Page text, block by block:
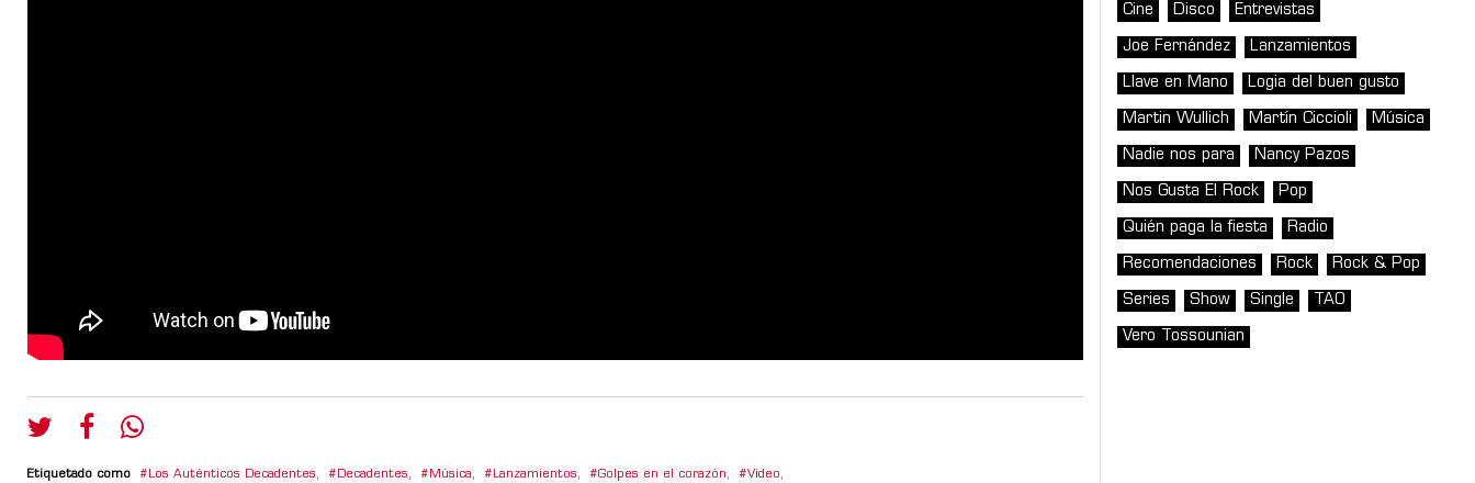
Etiquetado como Los Auténticos Decadentes, Decadentes, Música, Lanzamientos, Golpes en el corazón, Video,
Cine Disco Entrevistas
Joe Fernández Lanzamientos
Llave en Mano Logia del buen gusto
Martin Wullich Martín Ciccioli Música
Nadie nos para Nancy Pazos
Nos Gusta El Rock Pop
Quién paga la fiesta Radio
Recomendaciones Rock Rock & Pop
Series Show Single TAO
Vero Tossounian